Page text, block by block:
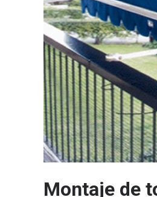
Montaje de